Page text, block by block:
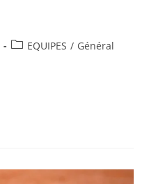
PostEQUIPES / Général